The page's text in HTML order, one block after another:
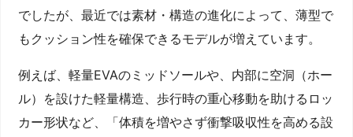
でしたが、最近では素材・構造の進化によって、薄型で
もクッション性を確保できるモデルが増えています。
例えば、軽量EVAのミッドソールや、内部に空洞（ホー
ル）を設けた軽量構造、歩行時の重心移動を助けるロッ
カー形状など、「体積を増やさず衝撃吸収性を高める設